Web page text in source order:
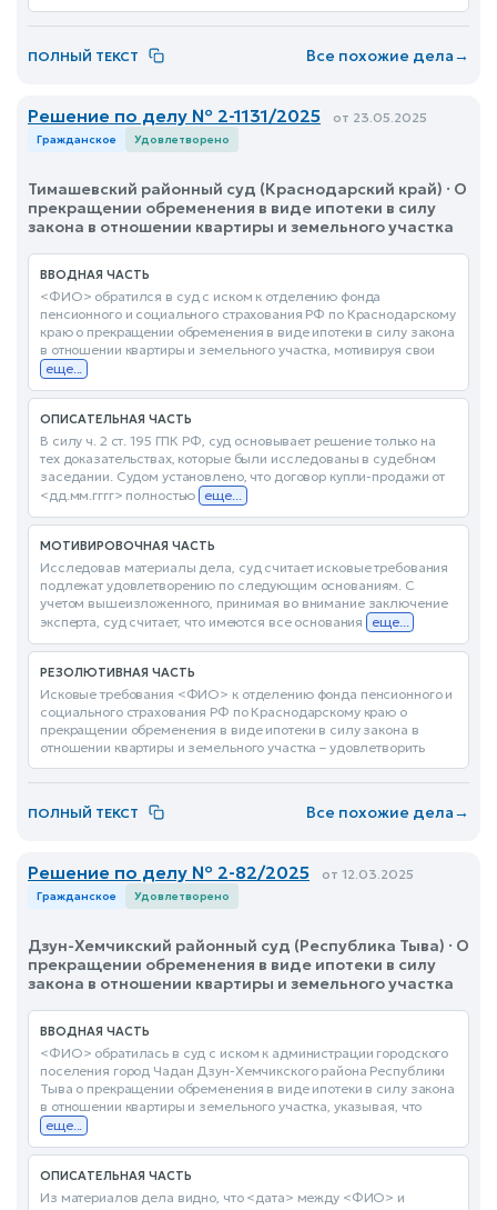
ПОЛНЫЙ ТЕКСТ Все похожие дела→
Решение по делу № 2-1131/2025 от 23.05.2025
Гражданское Удовлетворено
Тимашевский районный суд (Краснодарский край) · О
прекращении обременения в виде ипотеки в силу
закона в отношении квартиры и земельного участка
ВВОДНАЯ ЧАСТЬ
<ФИО> обратился в суд с иском к отделению фонда
пенсионного и социального страхования РФ по Краснодарскому
краю о прекращении обременения в виде ипотеки в силу закона
в отношении квартиры и земельного участка, мотивируя свои
еще...
ОПИСАТЕЛЬНАЯ ЧАСТЬ
В силу ч. 2 ст. 195 ГПК РФ, суд основывает решение только на
тех доказательствах, которые были исследованы в судебном
заседании. Судом установлено, что договор купли-продажи от
<дд.мм.гггг> полностью еще...
МОТИВИРОВОЧНАЯ ЧАСТЬ
Исследовав материалы дела, суд считает исковые требования
подлежат удовлетворению по следующим основаниям. С
учетом вышеизложенного, принимая во внимание заключение
эксперта, суд считает, что имеются все основания еще...
РЕЗОЛЮТИВНАЯ ЧАСТЬ
Исковые требования <ФИО> к отделению фонда пенсионного и
социального страхования РФ по Краснодарскому краю о
прекращении обременения в виде ипотеки в силу закона в
отношении квартиры и земельного участка – удовлетворить
ПОЛНЫЙ ТЕКСТ Все похожие дела→
Решение по делу № 2-82/2025 от 12.03.2025
Гражданское Удовлетворено
Дзун-Хемчикский районный суд (Республика Тыва) · О
прекращении обременения в виде ипотеки в силу
закона в отношении квартиры и земельного участка
ВВОДНАЯ ЧАСТЬ
<ФИО> обратилась в суд с иском к администрации городского
поселения город Чадан Дзун-Хемчикского района Республики
Тыва о прекращении обременения в виде ипотеки в силу закона
в отношении квартиры и земельного участка, указывая, что
еще...
ОПИСАТЕЛЬНАЯ ЧАСТЬ
Из материалов дела видно, что <дата> между <ФИО> и